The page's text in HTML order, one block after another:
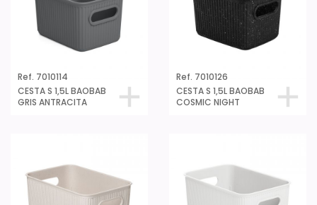
Ref. 7010114
CESTA S 1,5L BAOBAB
GRIS ANTRACITA
Ref. 7010126
CESTA S 1,5L BAOBAB
COSMIC NIGHT